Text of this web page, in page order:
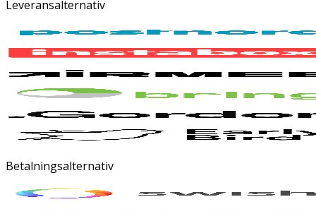
Leveransalternativ
Betalningsalternativ